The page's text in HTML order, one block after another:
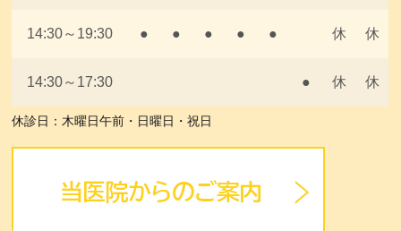
14:30～19:30 ● ● ● ● ● 休 休
14:30～17:30 ● 休 休
休診日：木曜日午前・日曜日・祝日